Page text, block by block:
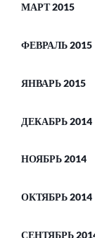
МАРТ 2015
ФЕВРАЛЬ 2015
ЯНВАРЬ 2015
ДЕКАБРЬ 2014
НОЯБРЬ 2014
ОКТЯБРЬ 2014
СЕНТЯБРЬ